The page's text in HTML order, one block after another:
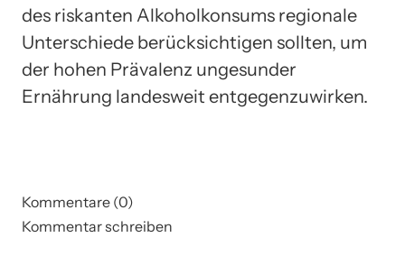
des riskanten Alkoholkonsums regionale
Unterschiede berücksichtigen sollten, um
der hohen Prävalenz ungesunder
Ernährung landesweit entgegenzuwirken.
Kommentare (0)
Kommentar schreiben